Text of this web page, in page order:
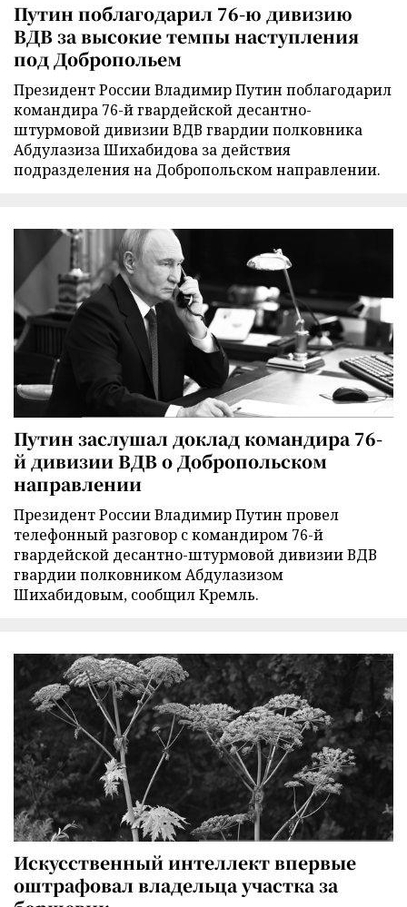
Путин поблагодарил 76-ю дивизию
ВДВ за высокие темпы наступления
под Добропольем
Президент России Владимир Путин поблагодарил
командира 76-й гвардейской десантно-
штурмовой дивизии ВДВ гвардии полковника
Абдулазиза Шихабидова за действия
подразделения на Добропольском направлении.
Путин заслушал доклад командира 76-
й дивизии ВДВ о Добропольском
направлении
Президент России Владимир Путин провел
телефонный разговор с командиром 76-й
гвардейской десантно-штурмовой дивизии ВДВ
гвардии полковником Абдулазизом
Шихабидовым, сообщил Кремль.
Искусственный интеллект впервые
оштрафовал владельца участка за